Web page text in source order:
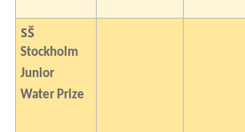
SŠ
Stockholm
Junior
Water Prize